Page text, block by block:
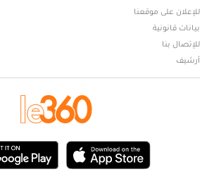
للإعلان على موقعنا
بيانات قانونية
للإتصال بنا
أرشيف